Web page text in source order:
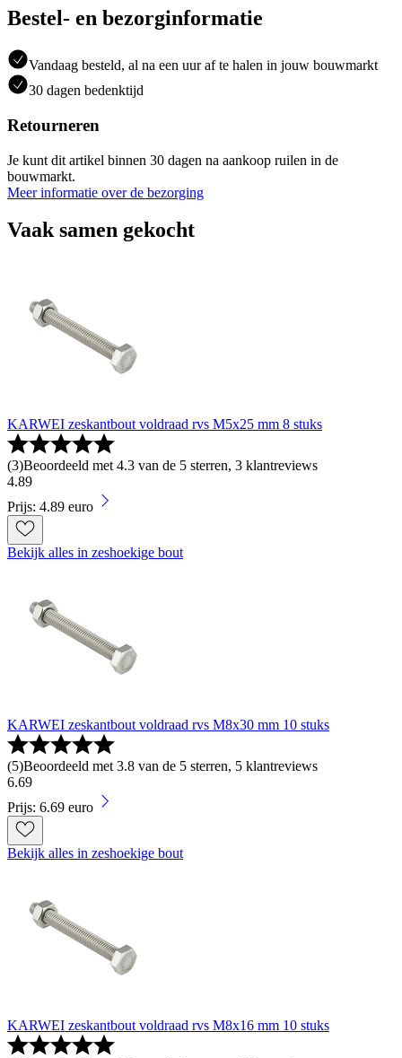
Bestel- en bezorginformatie
Vandaag besteld, al na een uur af te halen in jouw bouwmarkt
30 dagen bedenktijd
Retourneren
Je kunt dit artikel binnen 30 dagen na aankoop ruilen in de
bouwmarkt.
Meer informatie over de bezorging
Vaak samen gekocht
KARWEI zeskantbout voldraad rvs M5x25 mm 8 stuks
(3)Beoordeeld met 4.3 van de 5 sterren, 3 klantreviews
4.89
Prijs: 4.89 euro
Bekijk alles in zeshoekige bout
KARWEI zeskantbout voldraad rvs M8x30 mm 10 stuks
(5)Beoordeeld met 3.8 van de 5 sterren, 5 klantreviews
6.69
Prijs: 6.69 euro
Bekijk alles in zeshoekige bout
KARWEI zeskantbout voldraad rvs M8x16 mm 10 stuks